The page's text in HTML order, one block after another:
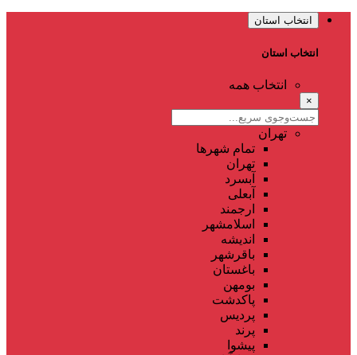
انتخاب استان
انتخاب استان
انتخاب همه
×
تهران
تمام شهر‌ها
تهران
آبسرد
آبعلی
ارجمند
اسلامشهر
اندیشه
باقرشهر
باغستان
بومهن
پاکدشت
پردیس
پرند
پیشوا